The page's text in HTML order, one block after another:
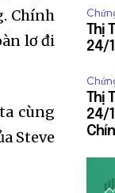
Chính
lơ đi
cùng
Steve
24/
24/